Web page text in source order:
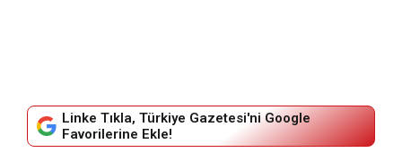
Linke Tıkla, Türkiye Gazetesi'ni Google
Favorilerine Ekle!